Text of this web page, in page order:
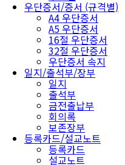
우단증서/증서 (규격별)
A4 우단증서
A5 우단증서
16절 우단증서
32절 우단증서
우단증서 속지
일지/출석부/장부
일지
출석부
금전출납부
회의록
보존장부
등록카드/설교노트
등록카드
설교노트